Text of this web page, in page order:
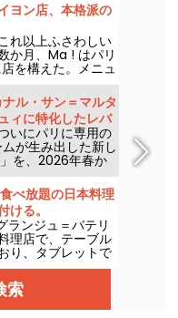
ヨン店、本格派の
れ以上ふさわしい
か月、Ma ! はパリ
を構えた。メニュ
の味をパリへ届け
。
ル・サン＝マルタ
ィに特化したレバ
いにパリに専用の
が生み出した新し
を、2026年春か
ルタン沿いで味わ
みたので、詳しく
べ放題の日本料理
る。
ンジュ＝バテリ
理店で、テーブル
り、タブレットで
寿司、巻き、餃
て用意される料理
から日曜日まで提
索